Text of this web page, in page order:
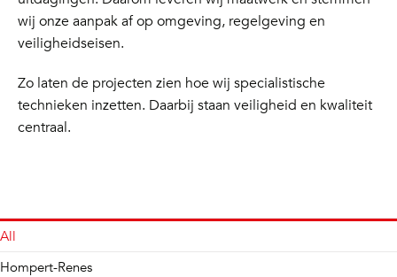
wij onze aanpak af op omgeving, regelgeving en
veiligheidseisen.
Zo laten de projecten zien hoe wij specialistische
technieken inzetten. Daarbij staan veiligheid en kwaliteit
centraal.
All
Hompert-Renes